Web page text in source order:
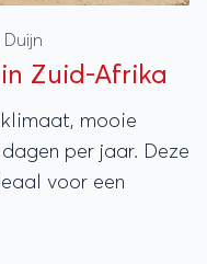
Zuid-Afrika
klimaat, mooie
per jaar. Deze
voor een